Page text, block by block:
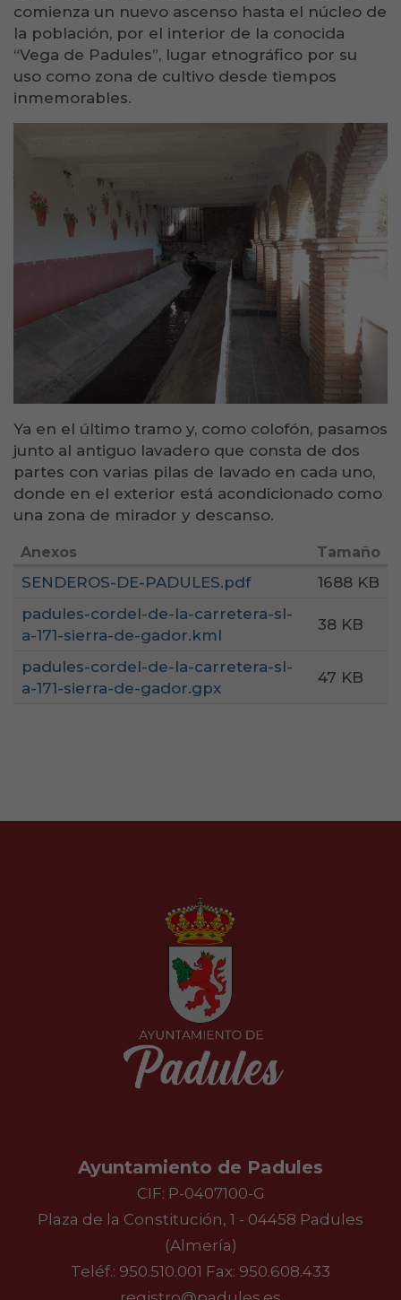
comienza un nuevo ascenso hasta el núcleo de
la población, por el interior de la conocida
“Vega de Padules”, lugar etnográfico por su
uso como zona de cultivo desde tiempos
inmemorables.
Ya en el último tramo y, como colofón, pasamos
junto al antiguo lavadero que consta de dos
partes con varias pilas de lavado en cada uno,
donde en el exterior está acondicionado como
una zona de mirador y descanso.
Anexos Tamaño
SENDEROS-DE-PADULES.pdf
1688 KB
padules-cordel-de-la-carretera-sl-
a-171-sierra-de-gador.kml
38 KB
padules-cordel-de-la-carretera-sl-
a-171-sierra-de-gador.gpx
47 KB
Ayuntamiento de Padules
CIF: P-0407100-G
Plaza de la Constitución, 1 - 04458 Padules
(Almería)
Teléf.: 950.510.001 Fax: 950.608.433